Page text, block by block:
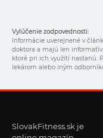
Vylúčenie zodpovednosti:
Informácie uverejnené v
doktora a majú len
ktoré pri ich využití nastanú.
lekárom alebo iným
SlovakFitness.sk je